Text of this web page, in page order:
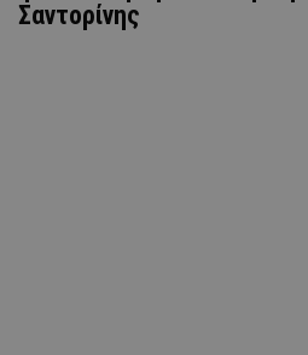
Σαντορίνης